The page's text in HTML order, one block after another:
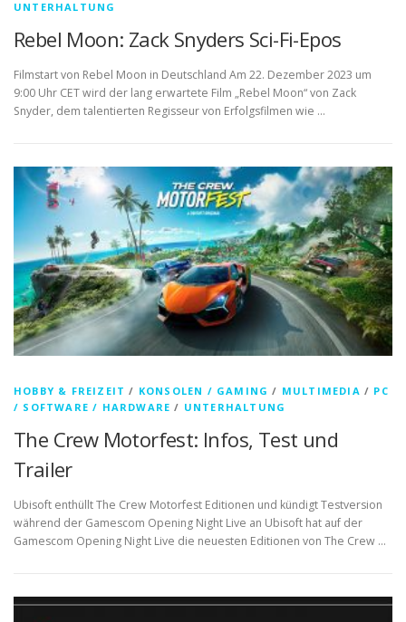
UNTERHALTUNG
Rebel Moon: Zack Snyders Sci-Fi-Epos
Filmstart von Rebel Moon in Deutschland Am 22. Dezember 2023 um
9:00 Uhr CET wird der lang erwartete Film „Rebel Moon“ von Zack
Snyder, dem talentierten Regisseur von Erfolgsfilmen wie …
HOBBY & FREIZEIT / KONSOLEN / GAMING / MULTIMEDIA / PC
/ SOFTWARE / HARDWARE / UNTERHALTUNG
The Crew Motorfest: Infos, Test und
Trailer
Ubisoft enthüllt The Crew Motorfest Editionen und kündigt Testversion
während der Gamescom Opening Night Live an Ubisoft hat auf der
Gamescom Opening Night Live die neuesten Editionen von The Crew …